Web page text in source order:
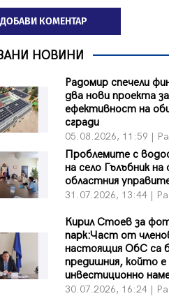
ДОБАВИ КОМЕНТАР
НОВИНИ
Радомир спечели
два нови проекта
ефективност на
сгради
05.08.2026, 11:59 |
Проблемите с
на село Гълъбник на
областния
31.07.2026, 13:44 |
Кирил Стоев за
парк:Част от
настоящия ОбС са
предишния, който
инвестиционно
30.07.2026, 16:24 |